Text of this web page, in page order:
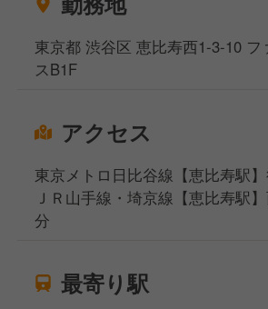
東京都 渋谷区 恵比寿西1-3-10 フ
スB1F
アクセス
東京メトロ日比谷線【恵比寿駅
ＪＲ山手線・埼京線【恵比寿駅
分
最寄り駅